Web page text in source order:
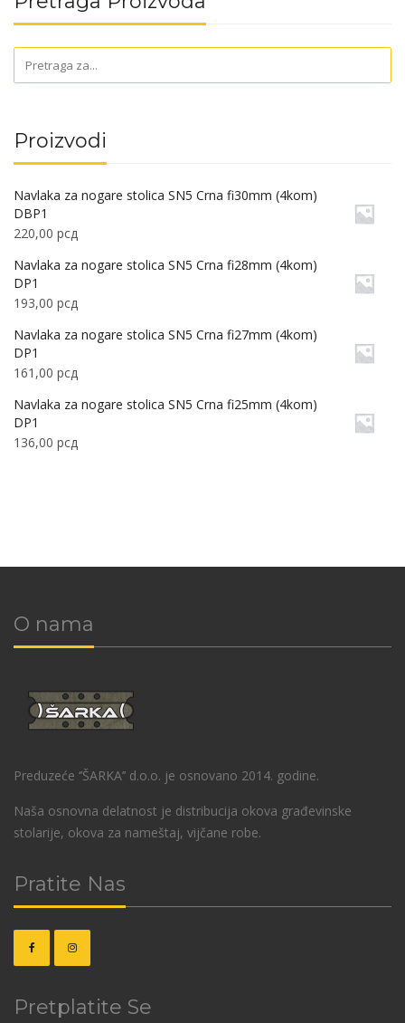
Proizvodi
Navlaka za nogare stolica SN5 Crna fi30mm (4kom)
DBP1
220,00 рсд
Navlaka za nogare stolica SN5 Crna fi28mm (4kom)
DP1
193,00 рсд
Navlaka za nogare stolica SN5 Crna fi27mm (4kom)
DP1
161,00 рсд
Navlaka za nogare stolica SN5 Crna fi25mm (4kom)
DP1
136,00 рсд
O nama
Preduzeće ‘’ŠARKA’’ d.o.o. je osnovano 2014. godine.
Naša osnovna delatnost je distribucija okova građevinske
stolarije, okova za nameštaj, vijčane robe.
Pratite Nas
Pretplatite Se